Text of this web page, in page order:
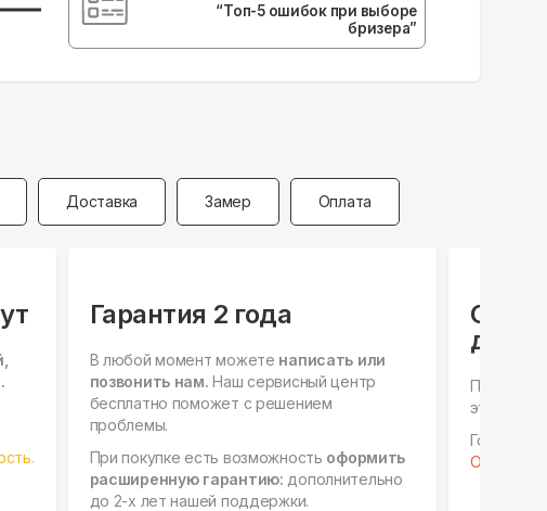
“Топ-5 ошибок при выборе
бризера”
Доставка Замер Оплата
Гарантия 2 года
В любой момент можете написать или
позвонить нам. Наш сервисный центр
бесплатно поможет с решением
проблемы.
При покупке есть возможность оформить
расширенную гарантию: дополнительно
до 2-х лет нашей поддержки.
для
этапах,
Готовы к